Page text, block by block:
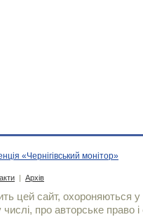
«Чернігівський монітор»
| Архів
цей сайт, охороняються у
про авторське право і